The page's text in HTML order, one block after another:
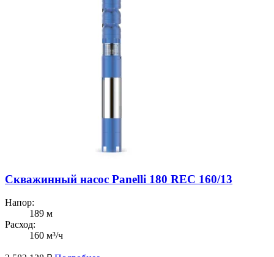
Скважинный насос Panelli 180 REC 160/13
Напор:
189 м
Расход:
160 м³/ч